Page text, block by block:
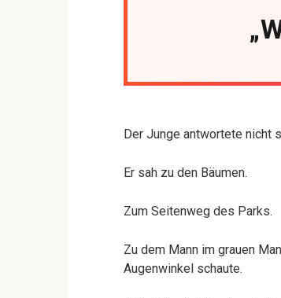
Der Junge antwortete nicht
Er sah zu den Bäumen.
Zum Seitenweg des Parks.
Zu dem Mann im grauen
Augenwinkel schaute.